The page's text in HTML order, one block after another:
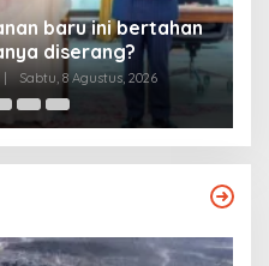
baru ini bertahan
diserang?
| Sabtu, 8 Agustus, 2026